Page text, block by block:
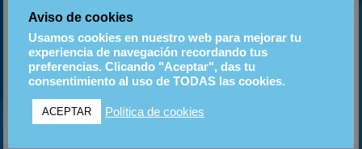
los 15 mejores serian los elegidos para compartir
pista en esta carrera.
Pues bien, creo que todos tuvimos la oportunidad de
pista en esta gran carrera junto a campeones de
Aviso de cookies
Usamos cookies en nuestro web para mejorar tu
experiencia de navegación recordando tus
preferencias. Clicando "Aceptar", das tu
consentimiento al uso de TODAS las cookies.
ACEPTAR Política de cookies